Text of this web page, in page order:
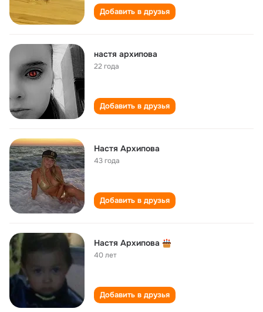
Добавить в друзья
настя архипова
22 года
Добавить в друзья
Настя Архипова
43 года
Добавить в друзья
Настя Архипова
40 лет
Добавить в друзья